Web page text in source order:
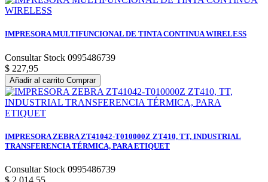
IMPRESORA MULTIFUNCIONAL DE TINTA CONTINUA WIRELESS
Consultar Stock 0995486739
$ 227,95
Añadir al carrito Comprar
IMPRESORA ZEBRA ZT41042-T010000Z ZT410, TT, INDUSTRIAL
TRANSFERENCIA TÉRMICA, PARA ETIQUET
Consultar Stock 0995486739
$ 2.014,55